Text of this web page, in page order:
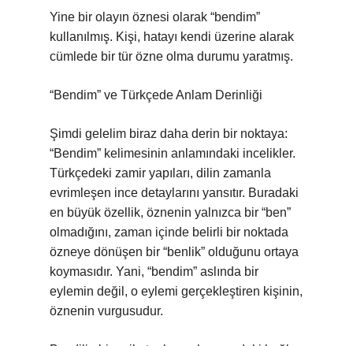
Yine bir olayın öznesi olarak “bendim”
kullanılmış. Kişi, hatayı kendi üzerine alarak
cümlede bir tür özne olma durumu yaratmış.
“Bendim” ve Türkçede Anlam Derinliği
Şimdi gelelim biraz daha derin bir noktaya:
“Bendim” kelimesinin anlamındaki incelikler.
Türkçedeki zamir yapıları, dilin zamanla
evrimleşen ince detaylarını yansıtır. Buradaki
en büyük özellik, öznenin yalnızca bir “ben”
olmadığını, zaman içinde belirli bir noktada
özneye dönüşen bir “benlik” olduğunu ortaya
koymasıdır. Yani, “bendim” aslında bir
eylemin değil, o eylemi gerçekleştiren kişinin,
öznenin vurgusudur.